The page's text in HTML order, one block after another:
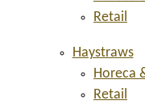
Retail
Haystraws
Horeca
Retail